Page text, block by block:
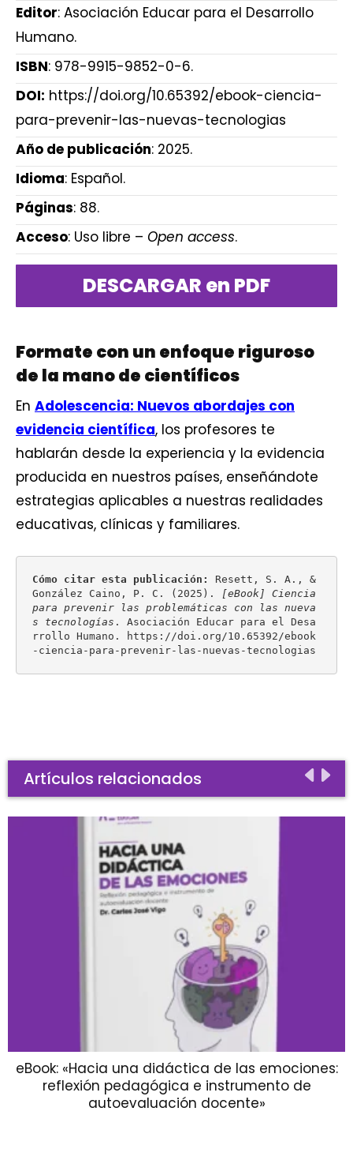
Editor: Asociación Educar para el Desarrollo
Humano.
ISBN: 978-9915-9852-0-6.
DOI: https://doi.org/10.65392/ebook-ciencia-
para-prevenir-las-nuevas-tecnologias
Año de publicación: 2025.
Idioma: Español.
Páginas: 88.
Acceso: Uso libre – Open access.
DESCARGAR en PDF
Formate con un enfoque riguroso
de la mano de científicos
En Adolescencia: Nuevos abordajes con
evidencia científica, los profesores te
hablarán desde la experiencia y la evidencia
producida en nuestros países, enseñándote
estrategias aplicables a nuestras realidades
educativas, clínicas y familiares.
Cómo citar esta publicación: Resett, S. A., &
González Caino, P. C. (2025).
[eBook] Ciencia
para prevenir las problemáticas con las nueva
s tecnologías . Asociación Educar para el Desa
rrollo Humano. https://doi.org/10.65392/ebook
-ciencia-para-prevenir-las-nuevas-tecnologias
Artículos relacionados
eBook: «Hacia una didáctica de las emociones:
reflexión pedagógica e instrumento de
autoevaluación docente»